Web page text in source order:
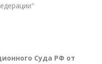
Суда РФ от